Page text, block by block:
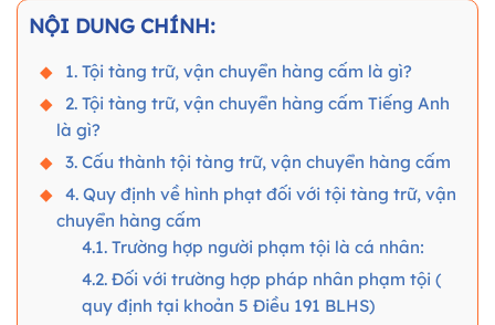
NỘI DUNG CHÍNH:
1. Tội tàng trữ, vận chuyển hàng cấm là gì?
2. Tội tàng trữ, vận chuyển hàng cấm Tiếng Anh
là gì?
3. Cấu thành tội tàng trữ, vận chuyển hàng cấm
4. Quy định về hình phạt đối với tội tàng trữ, vận
chuyển hàng cấm
4.1. Trường hợp người phạm tội là cá nhân:
4.2. Đối với trường hợp pháp nhân phạm tội (
quy định tại khoản 5 Điều 191 BLHS)